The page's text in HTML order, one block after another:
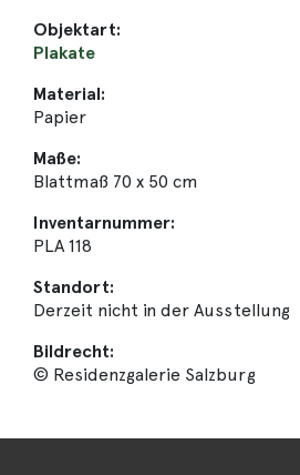
Objektart:
Plakate
Material:
Papier
Maße:
Blattmaß 70 x 50 cm
Inventarnummer:
PLA 118
Standort:
Derzeit nicht in der Ausstellung
Bildrecht:
© Residenzgalerie Salzburg